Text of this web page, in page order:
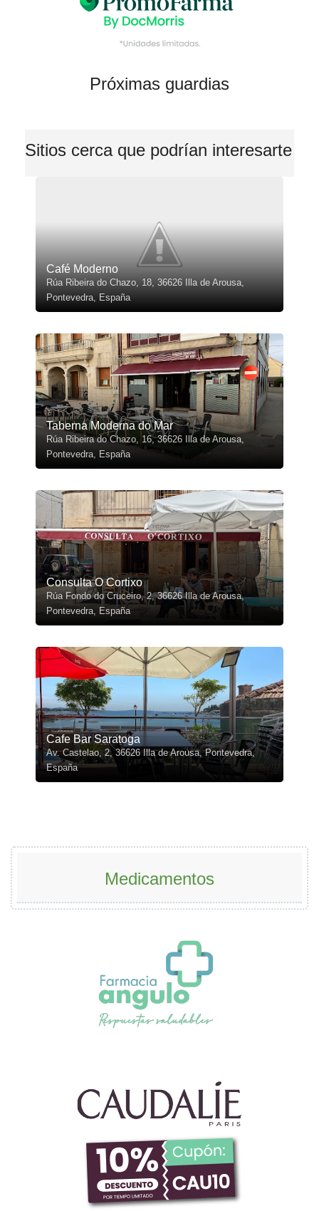
Próximas guardias
Sitios cerca que podrían interesarte
Café Moderno
Rúa Ribeira do Chazo, 18, 36626 Illa de Arousa,
Pontevedra, España
Taberna Moderna do Mar
Rúa Ribeira do Chazo, 16, 36626 Illa de Arousa,
Pontevedra, España
Consulta O Cortixo
Rúa Fondo do Cruceiro, 2, 36626 Illa de Arousa,
Pontevedra, España
Cafe Bar Saratoga
Av. Castelao, 2, 36626 Illa de Arousa, Pontevedra,
España
Medicamentos